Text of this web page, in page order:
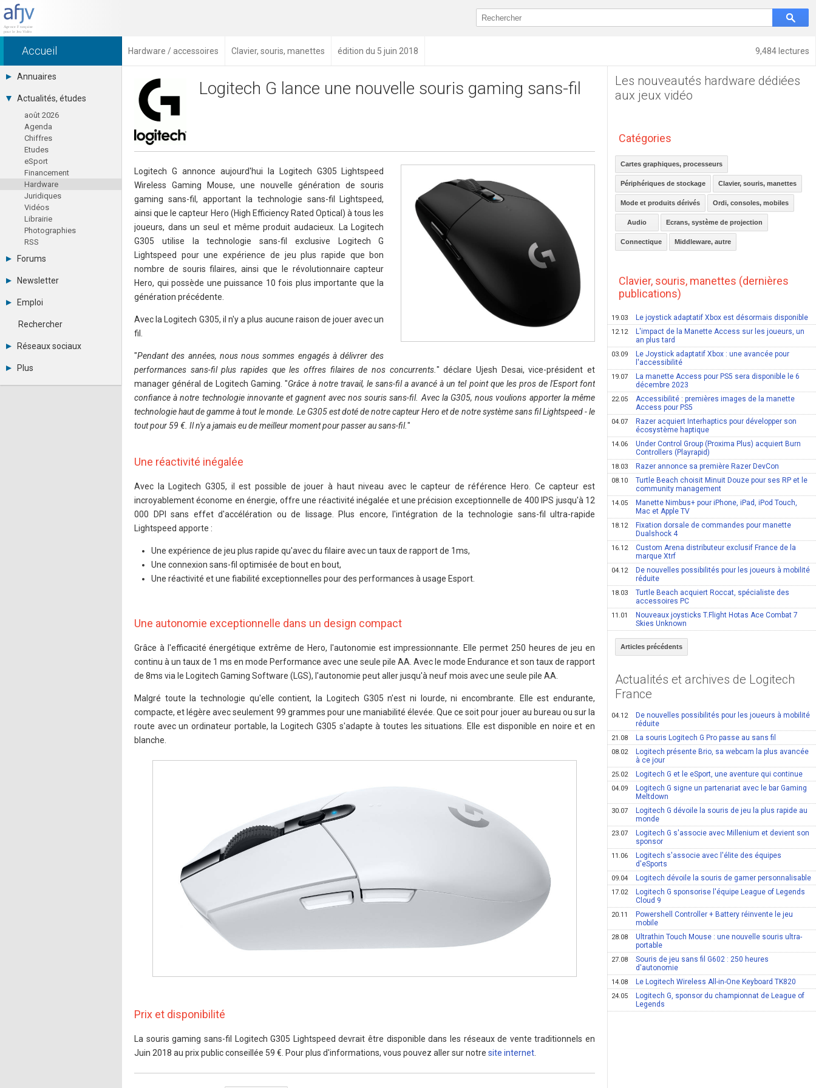
9,484 lectures
Accueil Hardware / accessoires Clavier, souris, manettes édition du 5 juin 2018
Annuaires
Toutes les sociétés (691)
Studios (418)
Editeurs (49)
Distributeurs (16)
Hard. / Accessoires (10)
Middlewares (15)
Prestataires (99)
Assoc. / Syndicats (21)
Formations / Ecoles (46)
Presse spécialisée (17)
Actualités, études
août 2026
Agenda
Chiffres
Etudes
eSport
Financement
Hardware
Juridiques
Vidéos
Librairie
Photographies
RSS
Forums
Tous les forums
Se connecter
Messages privés
Contacter un modérateur
Newsletter
Archives
Abonnement
Emploi
Consulter les annonces
Observatoire de l'emploi
Rechercher
Réseaux sociaux
LinkedIn
Plus
Annonceurs
Logitech G lance une nouvelle souris gaming sans-fil
Logitech G annonce aujourd'hui la Logitech G305 Lightspeed
Wireless Gaming Mouse, une nouvelle génération de souris
gaming sans-fil, apportant la technologie sans-fil Lightspeed,
ainsi que le capteur Hero (High Efficiency Rated Optical) à tous les
joueurs, dans un seul et même produit audacieux. La Logitech
G305 utilise la technologie sans-fil exclusive Logitech G
Lightspeed pour une expérience de jeu plus rapide que bon
nombre de souris filaires, ainsi que le révolutionnaire capteur
Hero, qui possède une puissance 10 fois plus importante que la
génération précédente.
Avec la Logitech G305, il n'y a plus aucune raison de jouer avec un
fil.
"Pendant des années, nous nous sommes engagés à délivrer des
performances sans-fil plus rapides que les offres filaires de nos concurrents. " déclare Ujesh Desai, vice-président et
manager général de Logitech Gaming. "Grâce à notre travail, le sans-fil a avancé à un tel point que les pros de l'Esport font
confiance à notre technologie innovante et gagnent avec nos souris sans-fil. Avec la G305, nous voulions apporter la même
technologie haut de gamme à tout le monde. Le G305 est doté de notre capteur Hero et de notre système sans fil Lightspeed - le
tout pour 59 €. Il n'y a jamais eu de meilleur moment pour passer au sans-fil."
Une réactivité inégalée
Avec la Logitech G305, il est possible de jouer à haut niveau avec le capteur de référence Hero. Ce capteur est
incroyablement économe en énergie, offre une réactivité inégalée et une précision exceptionnelle de 400 IPS jusqu'à 12
000 DPI sans effet d'accélération ou de lissage. Plus encore, l'intégration de la technologie sans-fil ultra-rapide
Lightspeed apporte :
Une expérience de jeu plus rapide qu'avec du filaire avec un taux de rapport de 1ms,
Une connexion sans-fil optimisée de bout en bout,
Une réactivité et une fiabilité exceptionnelles pour des performances à usage Esport.
Une autonomie exceptionnelle dans un design compact
Grâce à l'efficacité énergétique extrême de Hero, l'autonomie est impressionnante. Elle permet 250 heures de jeu en
continu à un taux de 1 ms en mode Performance avec une seule pile AA. Avec le mode Endurance et son taux de rapport
de 8ms via le Logitech Gaming Software (LGS), l'autonomie peut aller jusqu'à neuf mois avec une seule pile AA.
Malgré toute la technologie qu'elle contient, la Logitech G305 n'est ni lourde, ni encombrante. Elle est endurante,
compacte, et légère avec seulement 99 grammes pour une maniabilité élevée. Que ce soit pour jouer au bureau ou sur la
route avec un ordinateur portable, la Logitech G305 s'adapte à toutes les situations. Elle est disponible en noire et en
blanche.
Prix et disponibilité
La souris gaming sans-fil Logitech G305 Lightspeed devrait être disponible dans les réseaux de vente traditionnels en
Juin 2018 au prix public conseillée 59 €. Pour plus d'informations, vous pouvez aller sur notre site internet
Les nouveautés hardware dédiées
aux jeux vidéo
Catégories
Cartes graphiques, processeurs
Périphériques de stockage Clavier, souris, manettes
Mode et produits dérivés Ordi, consoles, mobiles
Audio Ecrans, système de projection
Connectique Middleware, autre
Clavier, souris, manettes (dernières
publications)
19.03 Le joystick adaptatif Xbox est désormais disponible
12.12
L'impact de la Manette Access sur les joueurs, un
an plus tard
03.09
Le Joystick adaptatif Xbox : une avancée pour
l'accessibilité
19.07
La manette Access pour PS5 sera disponible le 6
décembre 2023
22.05
Accessibilité : premières images de la manette
Access pour PS5
04.07
Razer acquiert Interhaptics pour développer son
écosystème haptique
14.06
Under Control Group (Proxima Plus) acquiert Burn
Controllers (Playrapid)
18.03 Razer annonce sa première Razer DevCon
08.10
Turtle Beach choisit Minuit Douze pour ses RP et le
community management
14.05
Manette Nimbus+ pour iPhone, iPad, iPod Touch,
Mac et Apple TV
18.12
Fixation dorsale de commandes pour manette
Dualshock 4
16.12
Custom Arena distributeur exclusif France de la
marque Xtrf
04.12
De nouvelles possibilités pour les joueurs à mobilité
réduite
18.03
Turtle Beach acquiert Roccat, spécialiste des
accessoires PC
11.01
Nouveaux joysticks T.Flight Hotas Ace Combat 7
Skies Unknown
Articles précédents
Actualités et archives de Logitech
France
04.12
De nouvelles possibilités pour les joueurs à mobilité
réduite
21.08 La souris Logitech G Pro passe au sans fil
08.02
Logitech présente Brio, sa webcam la plus avancée
à ce jour
25.02 Logitech G et le eSport, une aventure qui continue
04.09
Logitech G signe un partenariat avec le bar Gaming
Meltdown
30.07
Logitech G dévoile la souris de jeu la plus rapide au
monde
23.07
Logitech G s'associe avec Millenium et devient son
sponsor
11.06
Logitech s'associe avec l'élite des équipes
d'eSports
09.04 Logitech dévoile la souris de gamer personnalisable
17.02
Logitech G sponsorise l'équipe League of Legends
Cloud 9
20.11
Powershell Controller + Battery réinvente le jeu
mobile
28.08
Ultrathin Touch Mouse : une nouvelle souris ultra-
portable
27.08
Souris de jeu sans fil G602 : 250 heures
d'autonomie
14.08 Le Logitech Wireless All-in-One Keyboard TK820
24.05
Logitech G, sponsor du championnat de League of
Legends